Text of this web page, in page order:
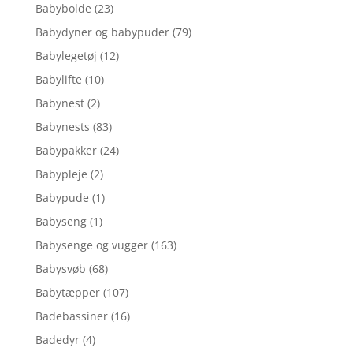
Babybolde (23)
Babydyner og babypuder (79)
Babylegetøj (12)
Babylifte (10)
Babynest (2)
Babynests (83)
Babypakker (24)
Babypleje (2)
Babypude (1)
Babyseng (1)
Babysenge og vugger (163)
Babysvøb (68)
Babytæpper (107)
Badebassiner (16)
Badedyr (4)